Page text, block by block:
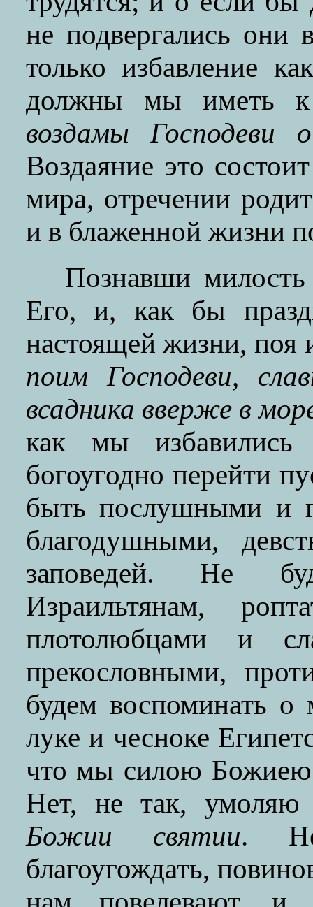
не подвергались
только избавление
должны мы иметь к
воздамы Господеви
Воздаяние это
мира, отречении
и в блаженной жизни
Познавши
Его, и, как бы
настоящей жизни, поя
поим Господеви,
всадника вверже в
как мы
богоугодно перейти
быть послушными и
благодушными,
заповедей. Не
Израильтянам,
плотолюбцами и
прекословными,
будем воспоминать
луке и чесноке
что мы силою Божиею
Нет, не так,
Божии святии. Не
благоугождать,